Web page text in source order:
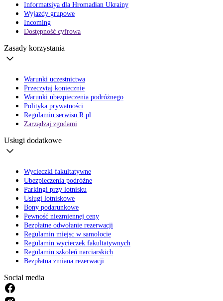
Informatsiya dla Hromadian Ukrainy
Wyjazdy grupowe
Incoming
Dostępność cyfrowa
Zasady korzystania
Warunki uczestnictwa
Przeczytaj koniecznie
Warunki ubezpieczenia podróżnego
Polityka prywatności
Regulamin serwisu R.pl
Zarządzaj zgodami
Usługi dodatkowe
Wycieczki fakultatywne
Ubezpieczenia podróżne
Parkingi przy lotnisku
Usługi lotniskowe
Bony podarunkowe
Pewność niezmiennej ceny
Bezpłatne odwołanie rezerwacji
Regulamin miejsc w samolocie
Regulamin wycieczek fakultatywnych
Regulamin szkoleń narciarskich
Bezpłatna zmiana rezerwacji
Social media